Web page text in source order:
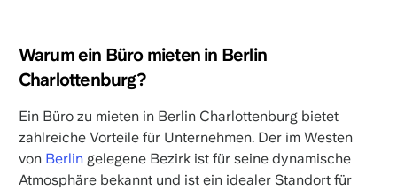
Warum ein Büro mieten in Berlin
Charlottenburg?
Ein Büro zu mieten in Berlin Charlottenburg bietet
zahlreiche Vorteile für Unternehmen. Der im Westen
von Berlingelegene Bezirk ist für seine dynamische
Atmosphäre bekannt und ist ein idealer Standort für